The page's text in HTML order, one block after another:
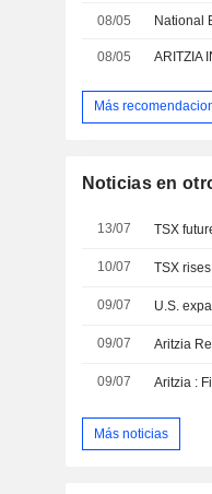
08/05
08/05 ARITZIA
Más
Noticias en
13/07 TSX
10/07 TSX
09/07 U.S.
09/07
09/07 Aritzia :
Más noticias